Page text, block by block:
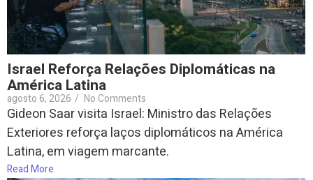
Israel Reforça Relações Diplomáticas na
América Latina
agosto 6, 2026 / No Comments
Gideon Saar visita Israel: Ministro das Relações
Exteriores reforça laços diplomáticos na América
Latina, em viagem marcante.
Read More